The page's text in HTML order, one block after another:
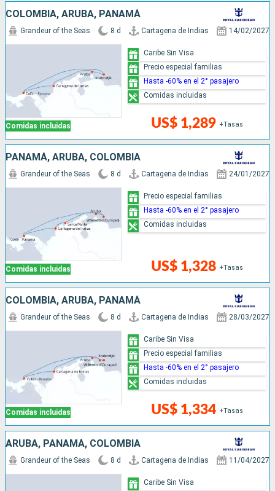
COLOMBIA, ARUBA, PANAMÁ
Comidas incluidas
Grandeur of the Seas 8 d Cartagena de Indias 14/02/2027
US$ 1,289 +Tasas
Caribe Sin Visa
Precio especial familias
Hasta -60% en el 2° pasajero
Comidas incluidas
PANAMÁ, ARUBA, COLOMBIA
Comidas incluidas
Grandeur of the Seas 8 d Cartagena de Indias 24/01/2027
US$ 1,328 +Tasas
Precio especial familias
Hasta -60% en el 2° pasajero
Comidas incluidas
COLOMBIA, ARUBA, PANAMÁ
Comidas incluidas
Grandeur of the Seas 8 d Cartagena de Indias 28/03/2027
US$ 1,334 +Tasas
Caribe Sin Visa
Precio especial familias
Hasta -60% en el 2° pasajero
Comidas incluidas
ARUBA, PANAMÁ, COLOMBIA
Grandeur of the Seas 8 d Cartagena de Indias 11/04/2027
Caribe Sin Visa